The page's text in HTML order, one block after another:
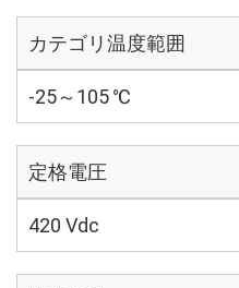
カテゴリ温度範囲
-25～105 ℃
定格電圧
420 Vdc